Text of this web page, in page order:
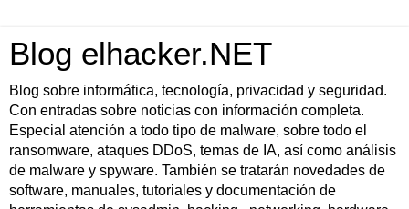
Blog elhacker.NET
Blog sobre informática, tecnología, privacidad y seguridad.
Con entradas sobre noticias con información completa.
Especial atención a todo tipo de malware, sobre todo el
ransomware, ataques DDoS, temas de IA, así como análisis
de malware y spyware. También se tratarán novedades de
software, manuales, tutoriales y documentación de